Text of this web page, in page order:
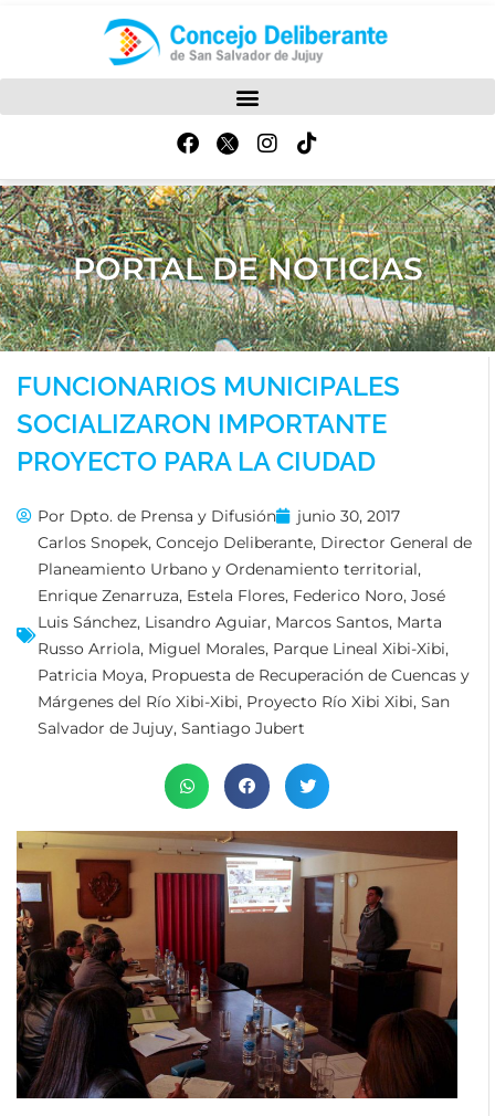
PORTAL DE NOTICIAS
FUNCIONARIOS MUNICIPALES
SOCIALIZARON IMPORTANTE
PROYECTO PARA LA CIUDAD
Por Dpto. de Prensa y Difusión
junio 30, 2017
Carlos Snopek, Concejo Deliberante, Director General de
Planeamiento Urbano y Ordenamiento territorial,
Enrique Zenarruza, Estela Flores, Federico Noro, José
Luis Sánchez, Lisandro Aguiar, Marcos Santos, Marta
Russo Arriola, Miguel Morales, Parque Lineal Xibi-Xibi,
Patricia Moya, Propuesta de Recuperación de Cuencas y
Márgenes del Río Xibi-Xibi, Proyecto Río Xibi Xibi, San
Salvador de Jujuy, Santiago Jubert